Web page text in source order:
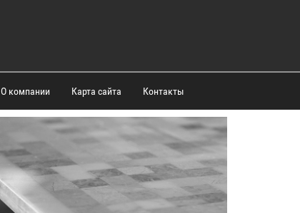
О компании Карта сайта Контакты